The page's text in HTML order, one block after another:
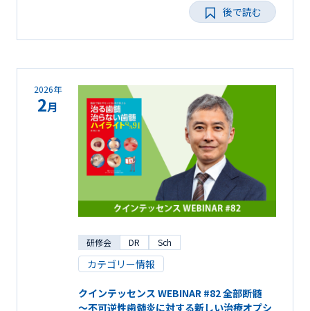
後で読む
2026年
2月
研修会 DR Sch
カテゴリー情報
クインテッセンス WEBINAR #82 全部断髄
～不可逆性歯髄炎に対する新しい治療オプシ